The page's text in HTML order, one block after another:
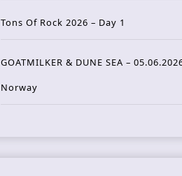
Tons Of Rock 2026 – Day 1
GOATMILKER & DUNE SEA –
Norway